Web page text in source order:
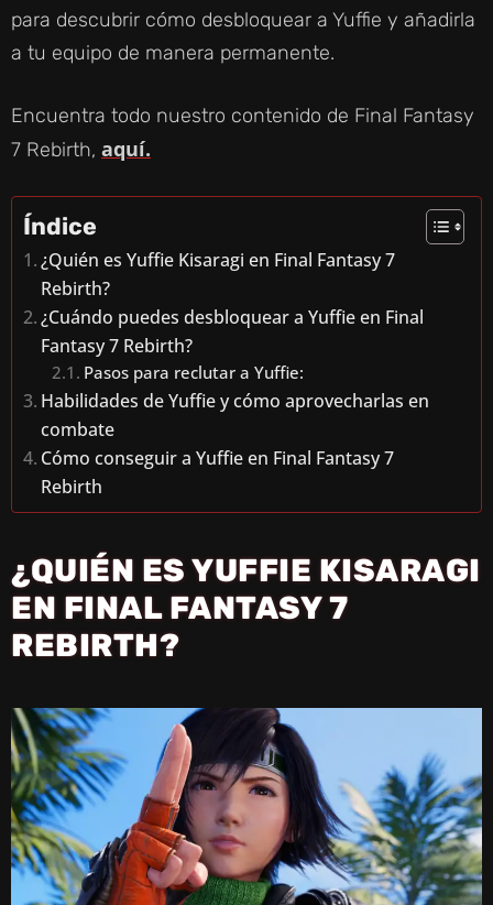
para descubrir cómo desbloquear a Yuffie y añadirla
a tu equipo de manera permanente.
Encuentra todo nuestro contenido de Final Fantasy
7 Rebirth, aquí.
Índice
¿Quién es Yuffie Kisaragi en Final Fantasy 7
Rebirth?
¿Cuándo puedes desbloquear a Yuffie en Final
Fantasy 7 Rebirth?
Pasos para reclutar a Yuffie:
Habilidades de Yuffie y cómo aprovecharlas en
combate
Cómo conseguir a Yuffie en Final Fantasy 7
Rebirth
¿QUIÉN ES YUFFIE KISARAGI
EN FINAL FANTASY 7
REBIRTH?